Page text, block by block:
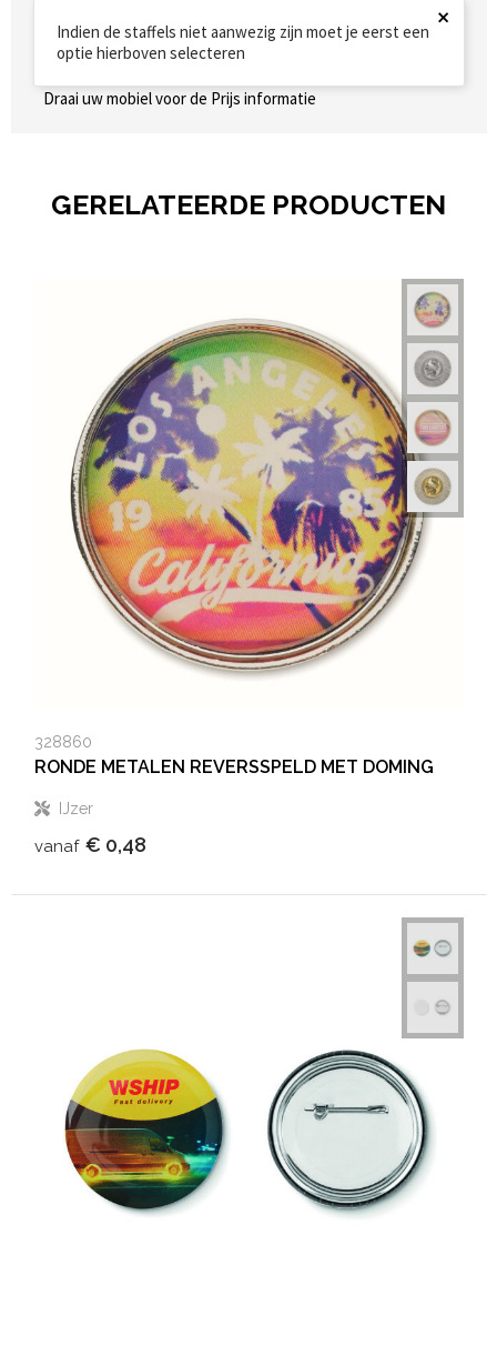
Indien de staffels niet aanwezig zijn moet je eerst een
optie hierboven selecteren
×
Draai uw mobiel voor de Prijs informatie
GERELATEERDE PRODUCTEN
328860
RONDE METALEN REVERSSPELD MET DOMING
IJzer
vanaf € 0,48